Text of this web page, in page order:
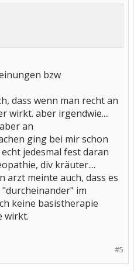
bzw
dass wenn man recht an
wirkt. aber irgendwie....
an
ging bei mir schon
jedesmal fest daran
div kräuter....
arzt meinte auch, dass es
im
keine basistherapie
wirkt.
#5